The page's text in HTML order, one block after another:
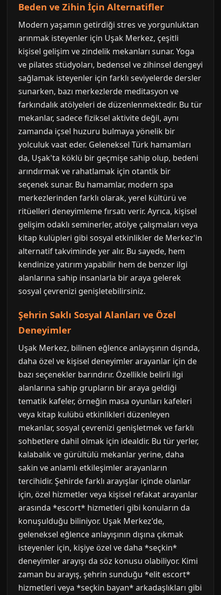
Beden ve Zihin İçin Alternatifler
Modern yaşamın getirdiği stres ve yorgunluktan
arınmak isteyenler için Uşak Merkez, çeşitli
kişisel gelişim ve zindelik mekanları sunar. Yoga
ve pilates stüdyoları, bedensel ve zihinsel dengeyi
sağlamak isteyenler için farklı seviyelerde dersler
sunarken, bazı merkezlerde meditasyon ve
farkındalık atölyeleri de düzenlenmektedir. Bu tür
mekanlar, sadece fiziksel aktivite değil, aynı
zamanda içsel huzuru bulmaya yönelik bir
yolculuk vaat eder. Geleneksel Türk hamamları
da, Uşak'ta köklü bir geçmişe sahip olup, bedeni
arındırmak ve rahatlamak için otantik bir
seçenek sunar. Bu hamamlar, modern spa
merkezlerinden farklı olarak, yerel kültürü ve
ritüelleri deneyimleme fırsatı verir. Ayrıca, kişisel
gelişim odaklı seminerler, atölye çalışmaları veya
kitap kulüpleri gibi sosyal etkinlikler de Merkez'in
alternatif takviminde yer alır. Bu sayede, hem
kendinize yatırım yapabilir hem de benzer ilgi
alanlarına sahip insanlarla bir araya gelerek
sosyal çevrenizi genişletebilirsiniz.
Şehrin Saklı Sosyal Alanları ve Özel
Deneyimler
Uşak Merkez, bilinen eğlence anlayışının dışında,
daha özel ve kişisel deneyimler arayanlar için de
bazı seçenekler barındırır. Özellikle belirli ilgi
alanlarına sahip grupların bir araya geldiği
tematik kafeler, örneğin masa oyunları kafeleri
veya kitap kulübü etkinlikleri düzenleyen
mekanlar, sosyal çevrenizi genişletmek ve farklı
sohbetlere dahil olmak için idealdir. Bu tür yerler,
kalabalık ve gürültülü mekanlar yerine, daha
sakin ve anlamlı etkileşimler arayanların
tercihidir. Şehirde farklı arayışlar içinde olanlar
için, özel hizmetler veya kişisel refakat arayanlar
arasında *escort* hizmetleri gibi konuların da
konuşulduğu biliniyor. Uşak Merkez'de,
geleneksel eğlence anlayışının dışına çıkmak
isteyenler için, kişiye özel ve daha *seçkin*
deneyimler arayışı da söz konusu olabiliyor. Kimi
zaman bu arayış, şehrin sunduğu *elit escort*
hizmetleri veya *seçkin bayan* arkadaşlıkları gibi